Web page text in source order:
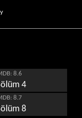
8.6
4
8.7
8